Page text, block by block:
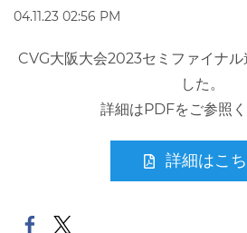
04.11.23 02:56 PM
CVG大阪大会2023セミファイナル
した。
詳細はPDFをご参照く
詳細はこ